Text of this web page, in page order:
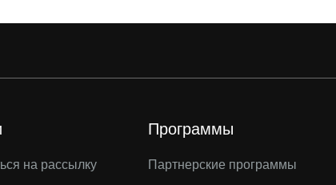
на рассылку
Программы
Партнерские программы